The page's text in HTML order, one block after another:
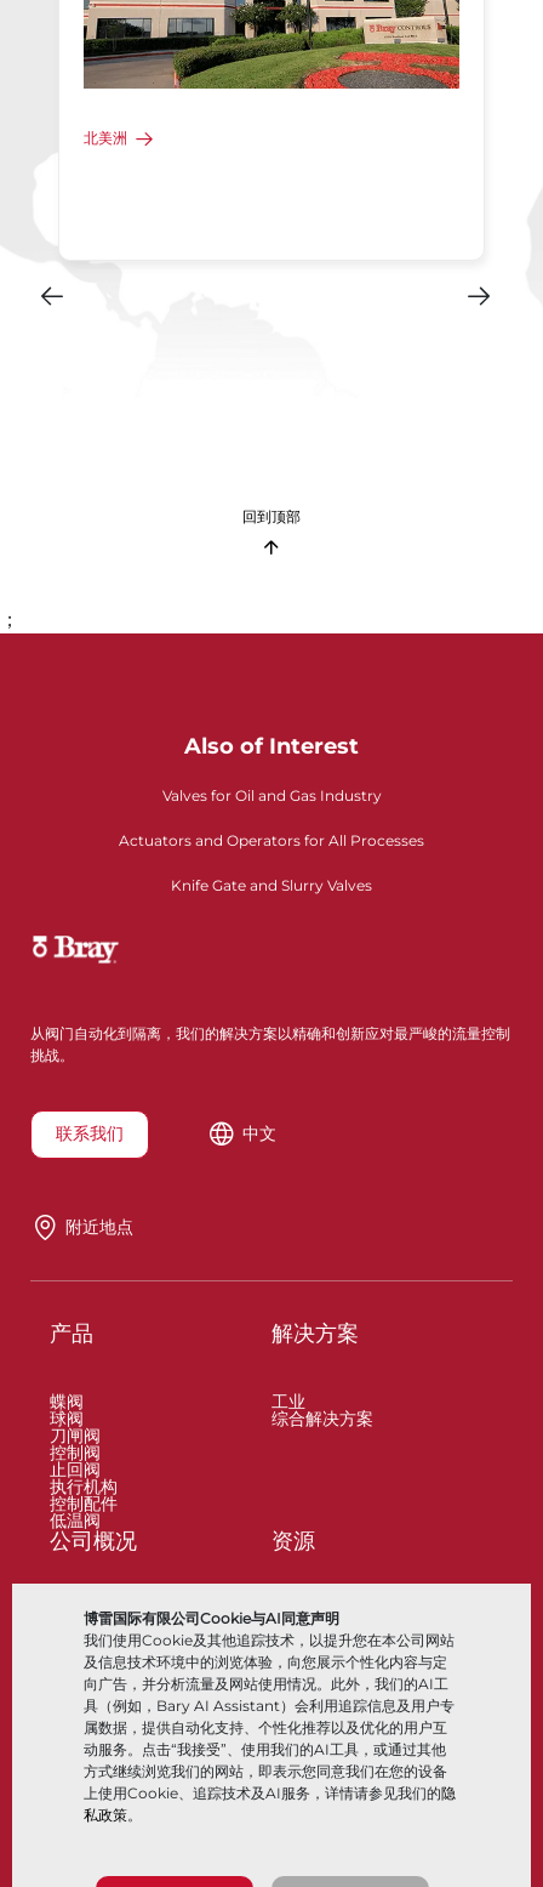
博雷国际有限公司Cookie与AI同意声明
我们使用Cookie及其他追踪技术，以提升您在本公司网站
及信息技术环境中的浏览体验，向您展示个性化内容与定
向广告，并分析流量及网站使用情况。此外，我们的AI工
具（例如，Bary AI Assistant）会利用追踪信息及用户专
属数据，提供自动化支持、个性化推荐以及优化的用户互
动服务。点击“我接受”、使用我们的AI工具，或通过其他
方式继续浏览我们的网站，即表示您同意我们在您的设备
上使用Cookie、追踪技术及AI服务，详情请参见我们的隐
私政策。
北美洲
回到顶部
；
Also of Interest
Valves for Oil and Gas Industry
Actuators and Operators for All Processes
Knife Gate and Slurry Valves
从阀门自动化到隔离，我们的解决方案以精确和创新应对最严峻的流量控制
挑战。
联系我们 中文
附近地点
产品
蝶阀
球阀
刀闸阀
控制阀
止回阀
执行机构
控制配件
低温阀
解决方案
工业
综合解决方案
公司概况
合作伙伴
可持续性
客户门户
资源
文档
知识中心
软件
材料选择
关注我们 LinkedIn YouTube